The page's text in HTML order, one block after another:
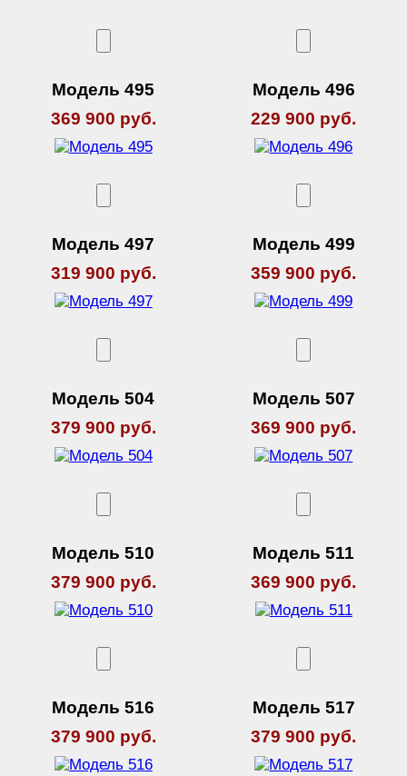
Модель 495
369 900 руб.
Модель 496
229 900 руб.
Модель 497
319 900 руб.
Модель 499
359 900 руб.
Модель 504
379 900 руб.
Модель 507
369 900 руб.
Модель 510
379 900 руб.
Модель 511
369 900 руб.
Модель 516
379 900 руб.
Модель 517
379 900 руб.